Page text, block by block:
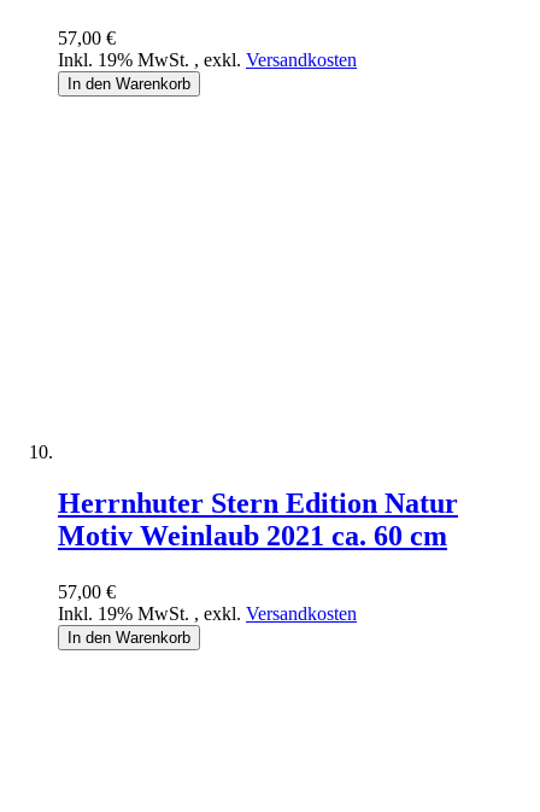
57,00 €
Inkl. 19% MwSt. , exkl. Versandkosten
In den Warenkorb
Herrnhuter Stern Edition Natur
Motiv Weinlaub 2021 ca. 60 cm
57,00 €
Inkl. 19% MwSt. , exkl. Versandkosten
In den Warenkorb